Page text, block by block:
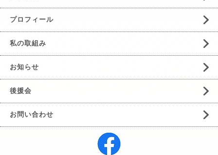
プロフィール
私の取組み
お知らせ
後援会
お問い合わせ